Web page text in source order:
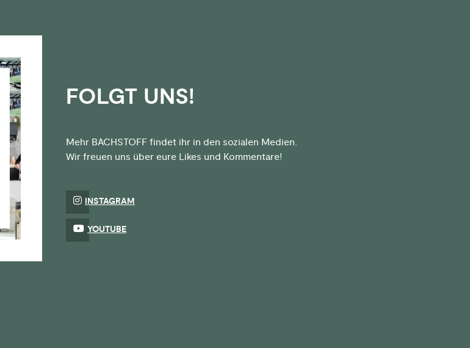
FOLGT UNS!
Mehr BACHSTOFF findet ihr in den sozialen Medien.
Wir freuen uns über eure Likes und Kommentare!
INSTAGRAM
YOUTUBE